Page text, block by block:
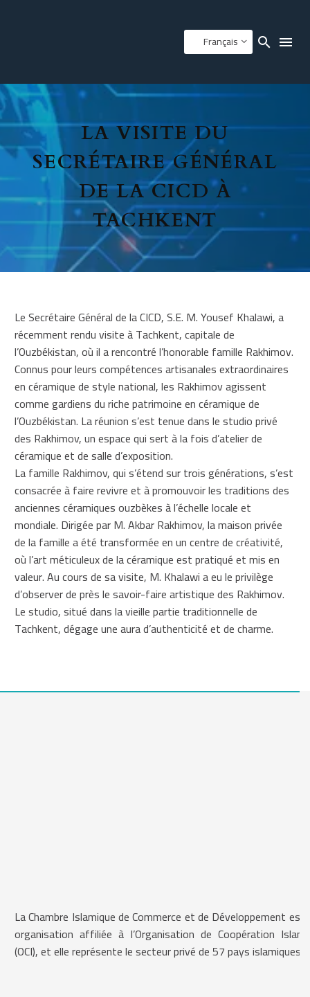
Français
LA VISITE DU
SECRÉTAIRE GÉNÉRAL
DE LA CICD À
TACHKENT
Le Secrétaire Général de la CICD, S.E. M. Yousef Khalawi, a
récemment rendu visite à Tachkent, capitale de
l’Ouzbékistan, où il a rencontré l’honorable famille Rakhimov.
Connus pour leurs compétences artisanales extraordinaires
en céramique de style national, les Rakhimov agissent
comme gardiens du riche patrimoine en céramique de
l’Ouzbékistan. La réunion s’est tenue dans le studio privé
des Rakhimov, un espace qui sert à la fois d’atelier de
céramique et de salle d’exposition.
La famille Rakhimov, qui s’étend sur trois générations, s’est
consacrée à faire revivre et à promouvoir les traditions des
anciennes céramiques ouzbèkes à l’échelle locale et
mondiale. Dirigée par M. Akbar Rakhimov, la maison privée
de la famille a été transformée en un centre de créativité,
où l’art méticuleux de la céramique est pratiqué et mis en
valeur. Au cours de sa visite, M. Khalawi a eu le privilège
d’observer de près le savoir-faire artistique des Rakhimov.
Le studio, situé dans la vieille partie traditionnelle de
Tachkent, dégage une aura d’authenticité et de charme.
La Chambre Islamique de Commerce et de Développement est
organisation affiliée à l’Organisation de Coopération
(OCI), et elle représente le secteur privé de 57 pays islamiques.